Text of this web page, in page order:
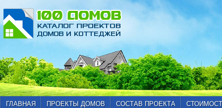
ГЛАВНАЯ ПРОЕКТЫ ДОМОВ СОСТАВ ПРОЕКТА